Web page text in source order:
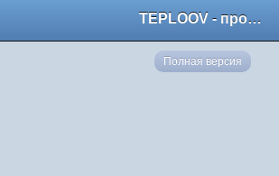
TEPLOOV - программный комплекс для расчёта систем отопления и вентиляции
Полная версия